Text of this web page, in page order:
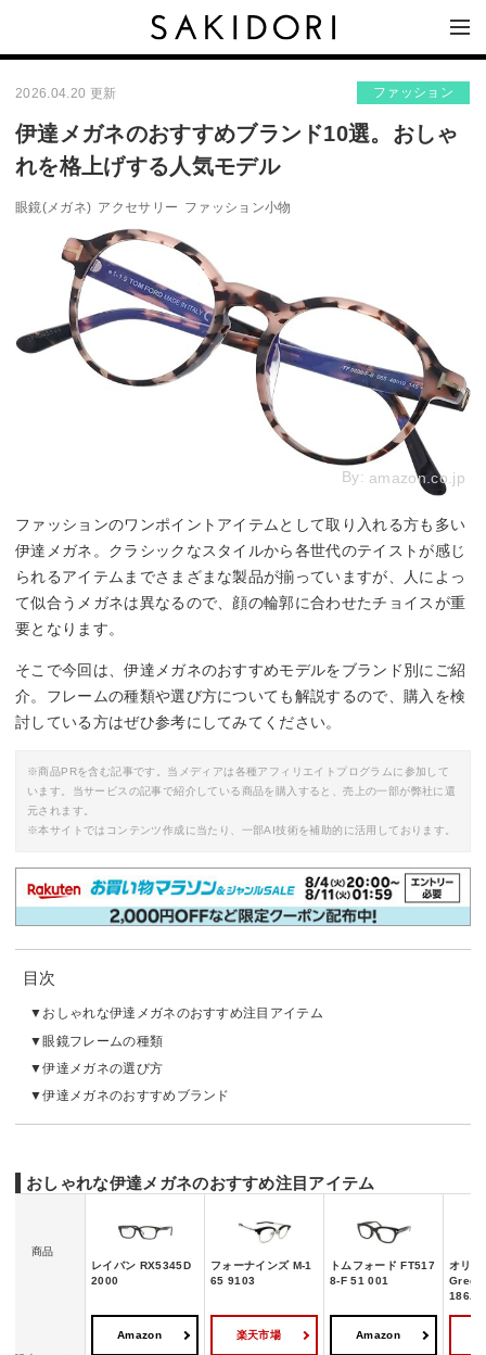
2026.04.20 更新 ファッション
伊達メガネのおすすめブランド10選。おしゃ
れを格上げする人気モデル
眼鏡(メガネ) アクセサリー ファッション小物
By: amazon.co.jp
ファッションのワンポイントアイテムとして取り入れる方も多い
伊達メガネ。クラシックなスタイルから各世代のテイストが感じ
られるアイテムまでさまざまな製品が揃っていますが、人によっ
て似合うメガネは異なるので、顔の輪郭に合わせたチョイスが重
要となります。
そこで今回は、伊達メガネのおすすめモデルをブランド別にご紹
介。フレームの種類や選び方についても解説するので、購入を検
討している方はぜひ参考にしてみてください。
※商品PRを含む記事です。当メディアは各種アフィリエイトプログラムに参加して
います。当サービスの記事で紹介している商品を購入すると、売上の一部が弊社に還
元されます。
※本サイトではコンテンツ作成に当たり、一部AI技術を補助的に活用しております。
目次
おしゃれな伊達メガネのおすすめ注目アイテム
眼鏡フレームの種類
伊達メガネの選び方
伊達メガネのおすすめブランド
おしゃれな伊達メガネのおすすめ注目アイテム
商品
レイバン RX5345D
2000
フォーナインズ M-1
65 9103
トムフォード FT517
8-F 51 001
オリバ
186A-
Amazon 楽天市場 Amazon